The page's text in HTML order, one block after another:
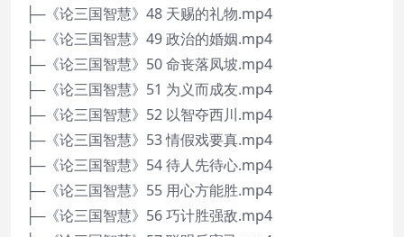
├─《论三国智慧》48 天赐的礼物.mp4
├─《论三国智慧》49 政治的婚姻.mp4
├─《论三国智慧》50 命丧落凤坡.mp4
├─《论三国智慧》51 为义而成友.mp4
├─《论三国智慧》52 以智夺西川.mp4
├─《论三国智慧》53 情假戏要真.mp4
├─《论三国智慧》54 待人先待心.mp4
├─《论三国智慧》55 用心方能胜.mp4
├─《论三国智慧》56 巧计胜强敌.mp4